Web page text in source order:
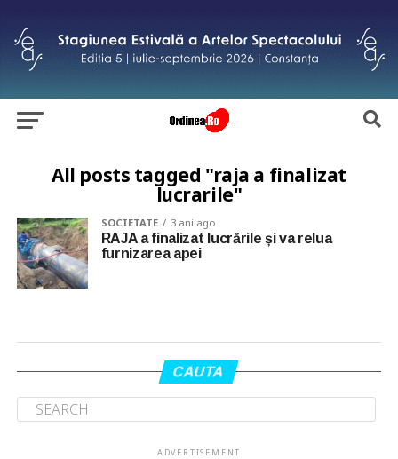
All posts tagged "raja a finalizat
lucrarile"
SOCIETATE 3 ani ago
RAJA a finalizat lucrările și va relua
furnizarea apei
CAUTA
ADVERTISEMENT